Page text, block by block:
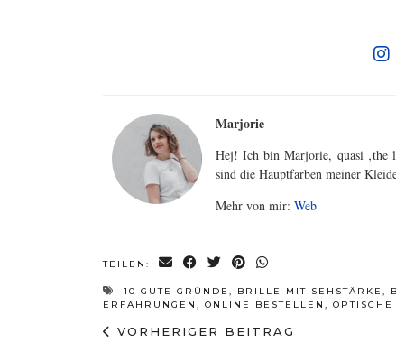
Marjorie
Hej! Ich bin Marjorie, quasi ‚the
sind die Hauptfarben meiner
Mehr von mir: Web
TEILEN:
10 GUTE GRÜNDE , BRILLE MIT SEHSTÄRKE ,
ERFAHRUNGEN , ONLINE BESTELLEN ,
VORHERIGER BEITRAG